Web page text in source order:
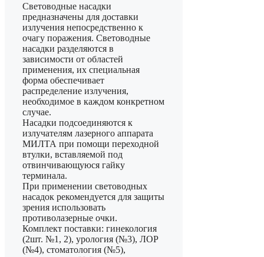
Световодные насадки
предназначены для доставки
излучения непосредственно к
очагу поражения. Световодные
насадки разделяются в
зависимости от областей
применения, их специальная
форма обеспечивает
распределение излучения,
необходимое в каждом конкретном
случае.
Насадки подсоединяются к
излучателям лазерного аппарата
МИЛТА при помощи переходной
втулки, вставляемой под
отвинчивающуюся гайку
терминала.
При применении световодных
насадок рекомендуется для защиты
зрения использовать
противолазерные очки.
Комплект поставки: гинекология
(2шт. №1, 2), урология (№3), ЛОР
(№4), стоматология (№5),